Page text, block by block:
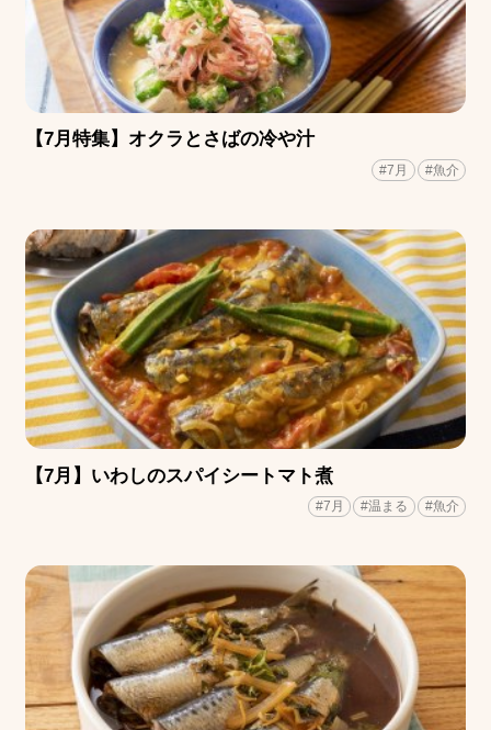
【7月特集】オクラとさばの冷や汁
#7月 #魚介
【7月】いわしのスパイシートマト煮
#7月 #温まる #魚介